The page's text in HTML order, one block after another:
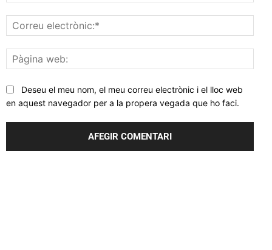
web:
Deseu el meu nom, el meu correu electrònic i el lloc web
en aquest navegador per a la propera vegada que ho faci.